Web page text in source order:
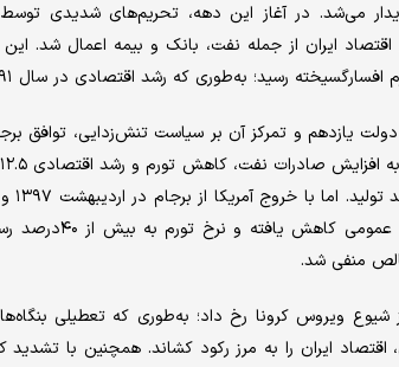
می‌شد. در آغاز این دهه، تحریم‌های شدیدی توسط
ایران از جمله نفت، بانک و بیمه اعمال شد.
رسید؛ به‌طوری که رشد اقتصادی در سال ۱۳۹۱ به منفی ۶درصد سقوط کرد و نرخ بیکاری افزایش یافت.
برابر شده،
منفی شد.
۱۳۹۹ نیز شیوع ویروس کرونا رخ داد؛ به‌طوری که
اقتصاد ایران را به مرز رکود کشاند. همچنین با